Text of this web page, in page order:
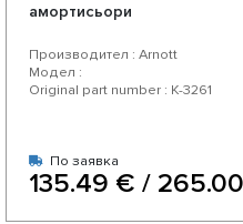
амортисьори
Производител : Arnott
Модел :
Original part number : K-3261
По заявка
135.49 € /